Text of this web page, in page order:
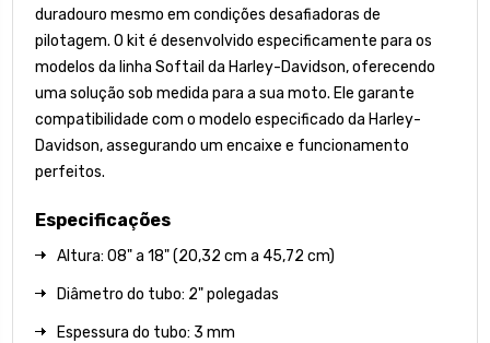
duradouro mesmo em condições desafiadoras de
pilotagem. O kit é desenvolvido especificamente para os
modelos da linha Softail da Harley-Davidson, oferecendo
uma solução sob medida para a sua moto. Ele garante
compatibilidade com o modelo especificado da Harley-
Davidson, assegurando um encaixe e funcionamento
perfeitos.
Especificações
Altura: 08" a 18" (20,32 cm a 45,72 cm)
Diâmetro do tubo: 2" polegadas
Espessura do tubo: 3 mm